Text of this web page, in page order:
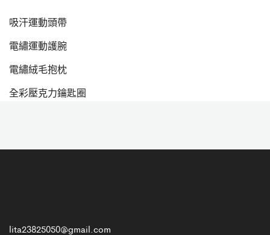
吸汗運動頭帶
電繡運動護腕
hot
電繡絨毛抱枕
hot
全彩壓克力鑰匙圈
lita23825050@gmail.com